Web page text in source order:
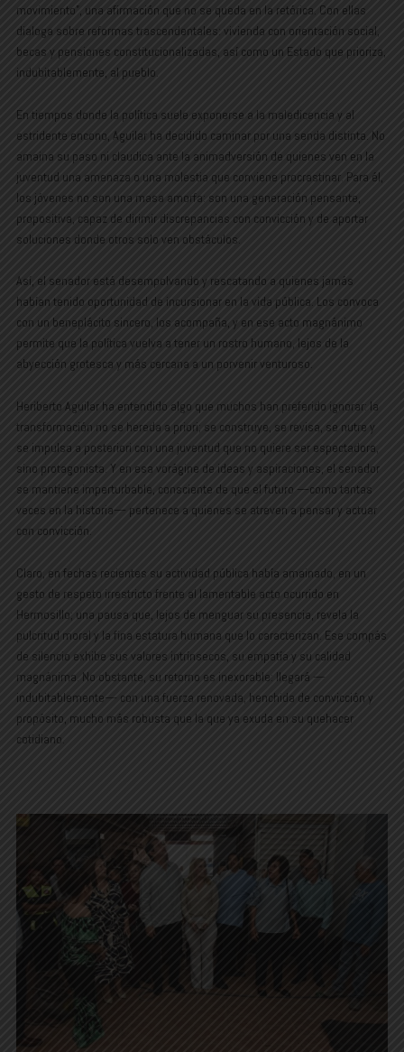
movimiento”, una afirmación que no se queda en la retórica. Con ellas
dialoga sobre reformas trascendentales: vivienda con orientación social,
becas y pensiones constitucionalizadas, así como un Estado que prioriza,
indubitablemente, al pueblo.
En tiempos donde la política suele exponerse a la maledicencia y al
estridente encono, Aguilar ha decidido caminar por una senda distinta. No
amaina su paso ni claudica ante la animadversión de quienes ven en la
juventud una amenaza o una molestia que conviene procrastinar. Para él,
los jóvenes no son una masa amorfa: son una generación pensante,
propositiva, capaz de dirimir discrepancias con convicción y de aportar
soluciones donde otros solo ven obstáculos.
Así, el senador está desempolvando y rescatando a quienes jamás
habían tenido oportunidad de incursionar en la vida pública. Los convoca
con un beneplácito sincero, los acompaña, y en ese acto magnánimo
permite que la política vuelva a tener un rostro humano, lejos de la
abyección grotesca y más cercana a un porvenir venturoso.
Heriberto Aguilar ha entendido algo que muchos han preferido ignorar: la
transformación no se hereda a priori; se construye, se revisa, se nutre y
se impulsa a posteriori con una juventud que no quiere ser espectadora,
sino protagonista. Y en esa vorágine de ideas y aspiraciones, el senador
se mantiene imperturbable, consciente de que el futuro —como tantas
veces en la historia— pertenece a quienes se atreven a pensar y actuar
con convicción.
Claro, en fechas recientes su actividad pública había amainado, en un
gesto de respeto irrestricto frente al lamentable acto ocurrido en
Hermosillo; una pausa que, lejos de menguar su presencia, revela la
pulcritud moral y la fina estatura humana que lo caracterizan. Ese compás
de silencio exhibe sus valores intrínsecos, su empatía y su calidad
magnánima. No obstante, su retorno es inexorable: llegará —
indubitablemente— con una fuerza renovada, henchida de convicción y
propósito, mucho más robusta que la que ya exuda en su quehacer
cotidiano.